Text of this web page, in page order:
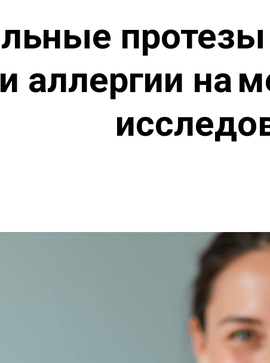
аллергии на